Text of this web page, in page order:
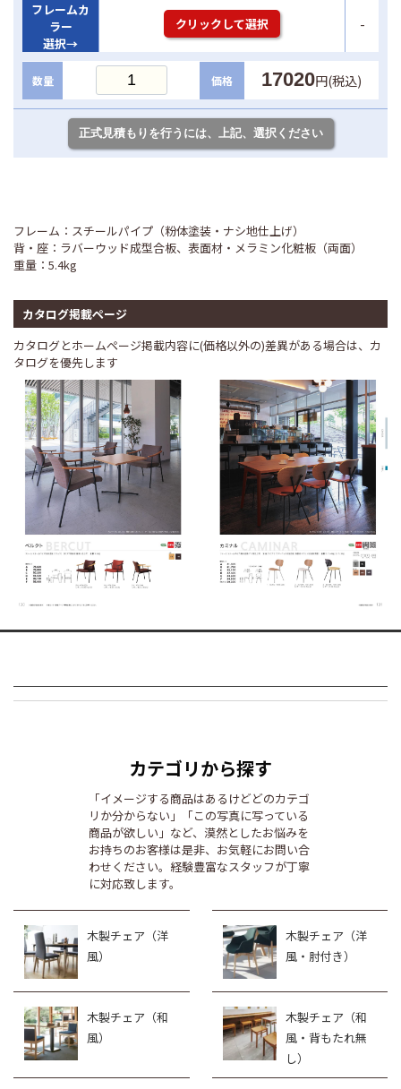
フレームカ
ラー
選択→
クリックして選択 -
数量 価格 17020円(税込)
フレーム：スチールパイプ（粉体塗装・ナシ地仕上げ）
背・座：ラバーウッド成型合板、表面材・メラミン化粧板（両面）
重量：5.4kg
カタログ掲載ページ
カタログとホームページ掲載内容に(価格以外の)差異がある場合は、カ
タログを優先します
カテゴリから探す
「イメージする商品はあるけどどのカテゴ
リか分からない」「この写真に写っている
商品が欲しい」など、漠然としたお悩みを
お持ちのお客様は是非、お気軽にお問い合
わせください。経験豊富なスタッフが丁寧
に対応致します。
木製チェア（洋
風）
木製チェア（洋
風・肘付き）
木製チェア（和
風）
木製チェア（和
風・背もたれ無
し）